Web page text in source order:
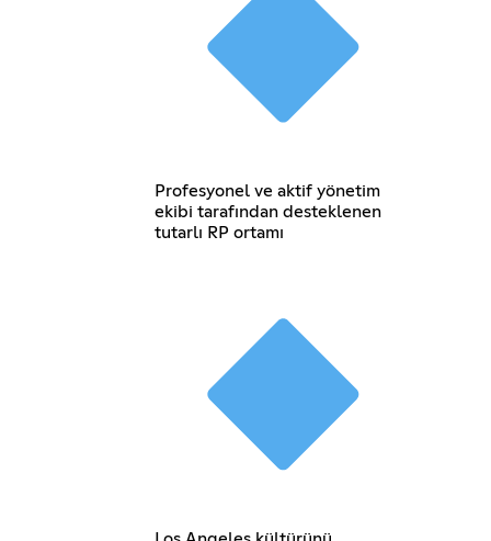
Profesyonel ve aktif yönetim
ekibi tarafından desteklenen
tutarlı RP ortamı